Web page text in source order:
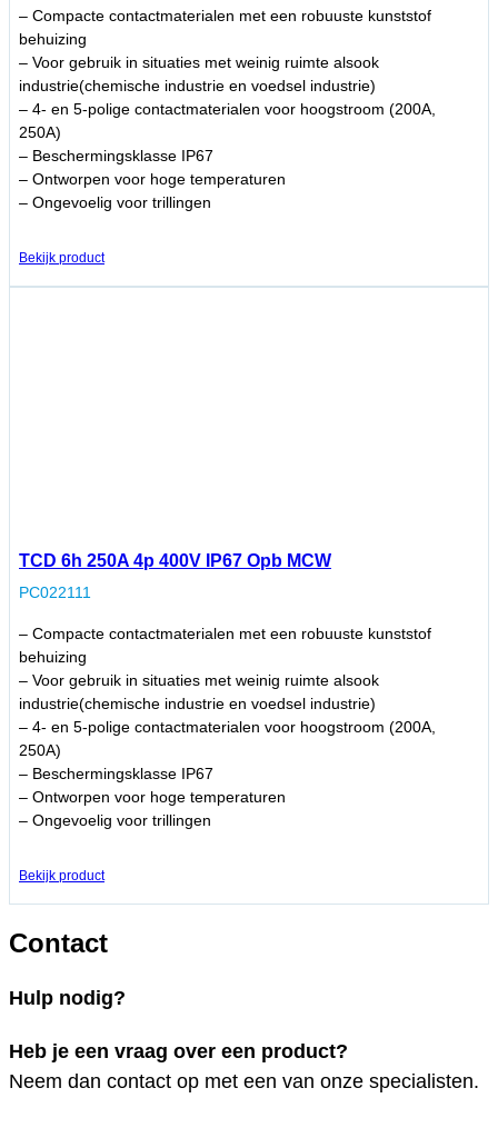
– Compacte contactmaterialen met een robuuste kunststof
behuizing
– Voor gebruik in situaties met weinig ruimte alsook
industrie(chemische industrie en voedsel industrie)
– 4- en 5-polige contactmaterialen voor hoogstroom (200A,
250A)
– Beschermingsklasse IP67
– Ontworpen voor hoge temperaturen
– Ongevoelig voor trillingen
Bekijk product
TCD 6h 250A 4p 400V IP67 Opb MCW
PC022111
– Compacte contactmaterialen met een robuuste kunststof
behuizing
– Voor gebruik in situaties met weinig ruimte alsook
industrie(chemische industrie en voedsel industrie)
– 4- en 5-polige contactmaterialen voor hoogstroom (200A,
250A)
– Beschermingsklasse IP67
– Ontworpen voor hoge temperaturen
– Ongevoelig voor trillingen
Bekijk product
Contact
Hulp nodig?
Heb je een vraag over een product?
Neem dan contact op met een van onze specialisten.